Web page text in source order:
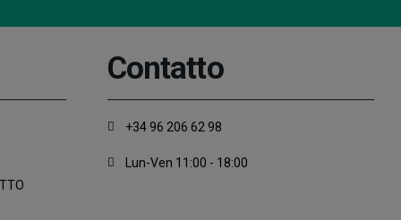
Contatto
+34 96 206 62 98
Lun-Ven 11:00 - 18:00